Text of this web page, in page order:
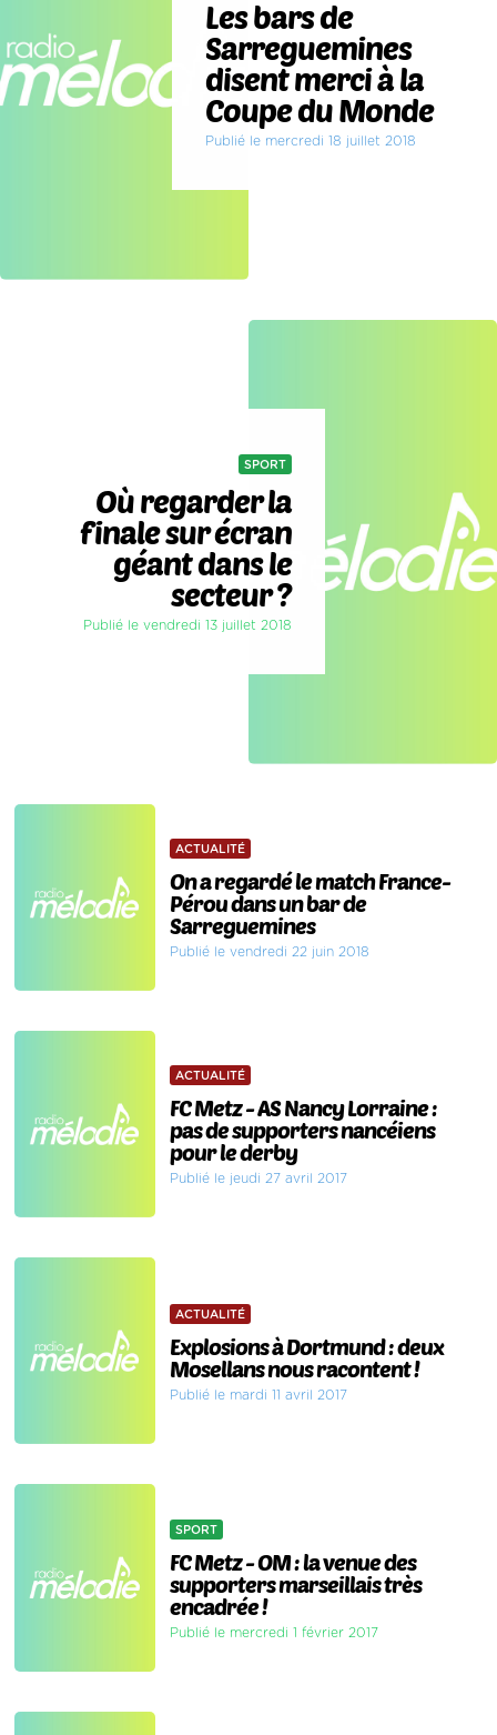
Les bars de
Sarreguemines
disent merci à la
Coupe du Monde
Publié le mercredi 18 juillet 2018
SPORT
Où regarder la
finale sur écran
géant dans le
secteur ?
Publié le vendredi 13 juillet 2018
ACTUALITÉ
On a regardé le match France-
Pérou dans un bar de
Sarreguemines
Publié le vendredi 22 juin 2018
ACTUALITÉ
FC Metz - AS Nancy Lorraine :
pas de supporters nancéiens
pour le derby
Publié le jeudi 27 avril 2017
ACTUALITÉ
Explosions à Dortmund : deux
Mosellans nous racontent !
Publié le mardi 11 avril 2017
SPORT
FC Metz - OM : la venue des
supporters marseillais très
encadrée !
Publié le mercredi 1 février 2017